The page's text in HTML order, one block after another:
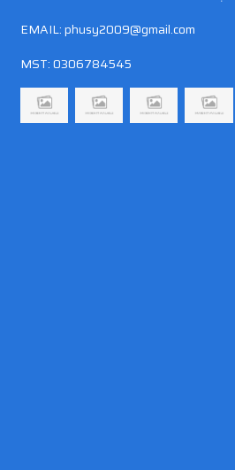
EMAIL:phusy2009@gmail.com
MST: 0306784545